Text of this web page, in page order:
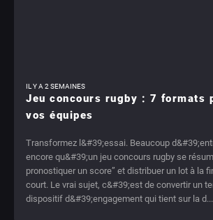
IL Y A 2 SEMAINES
Jeu concours rugby : 7 formats
vos équipes
Transformez l&#39;essai. Beaucoup
encore qu&#39;un jeu concours rugby se
pronostiquer un score” et distribuer un lot à la
court. Le vrai sujet, c&#39;est de convertir un
dispositif d&#39;engagement qui tient sur la d...